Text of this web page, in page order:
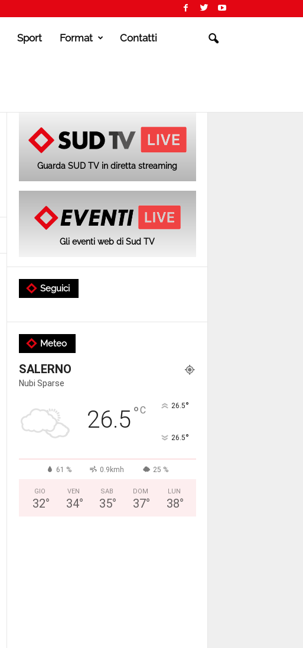
Sport Format Contatti
Guarda SUD TV in diretta streaming
Gli eventi web di Sud TV
Seguici
Meteo
SALERNO
Nubi Sparse
26.5°C 26.5°
26.5°
61 % 0.9kmh 25 %
GIO
32°
VEN
34°
SAB
35°
DOM
37°
LUN
38°